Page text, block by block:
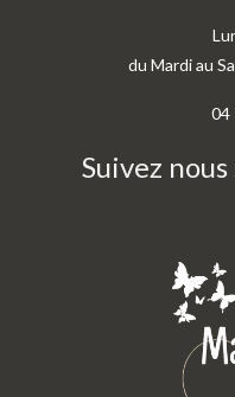
du Mardi au
04
Suivez